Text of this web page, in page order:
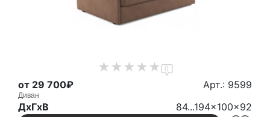
0
от 29 700₽ Арт.: 9599
Диван
ДxГxВ 84...194x100x92